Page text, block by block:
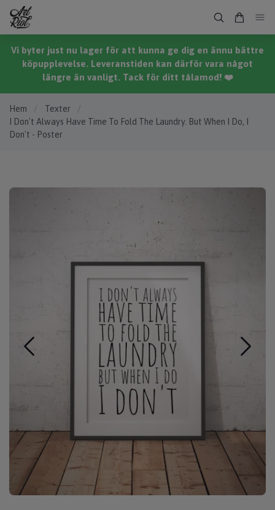
Vi byter just nu lager för att kunna ge dig en ännu bättre
köpupplevelse. Leveranstiden kan därför vara något
längre än vanligt. Tack för ditt tålamod! ❤️
Hem / Texter
/
I Don't Always Have Time To Fold The Laundry. But When I Do, I
Don't - Poster